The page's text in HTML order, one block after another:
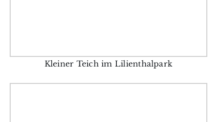
Kleiner Teich im Lilienthalpark